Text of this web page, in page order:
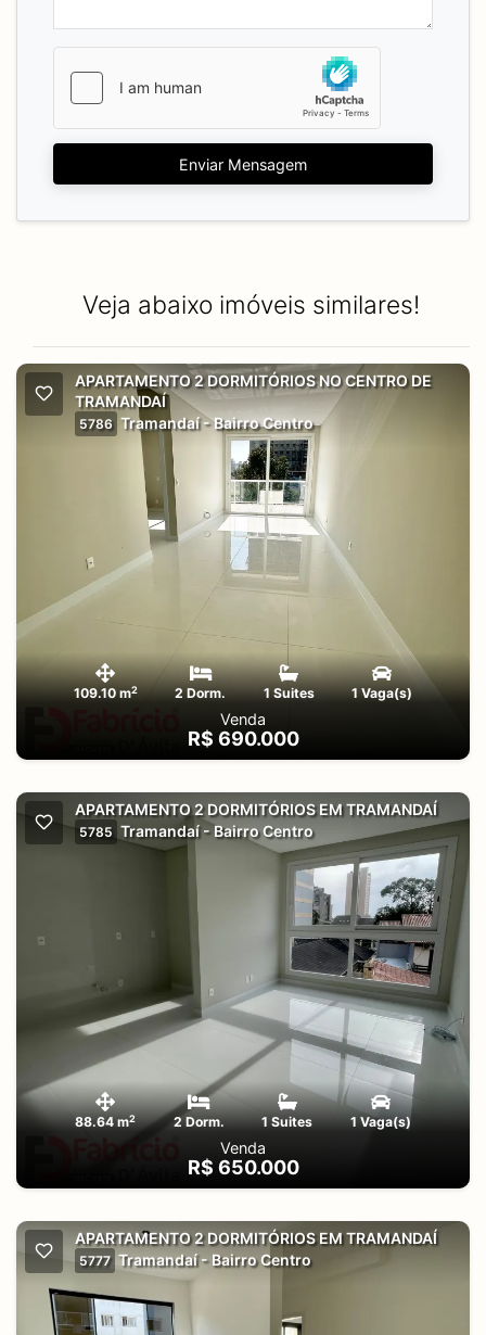
Enviar Mensagem
Veja abaixo imóveis similares!
APARTAMENTO 2 DORMITÓRIOS NO CENTRO DE
TRAMANDAÍ
5786 Tramandaí - Bairro Centro
109.10 m2 2 Dorm. 1 Suites 1 Vaga(s)
Venda
R$ 690.000
APARTAMENTO 2 DORMITÓRIOS EM TRAMANDAÍ
5785 Tramandaí - Bairro Centro
88.64 m2 2 Dorm. 1 Suites 1 Vaga(s)
Venda
R$ 650.000
APARTAMENTO 2 DORMITÓRIOS EM TRAMANDAÍ
5777 Tramandaí - Bairro Centro